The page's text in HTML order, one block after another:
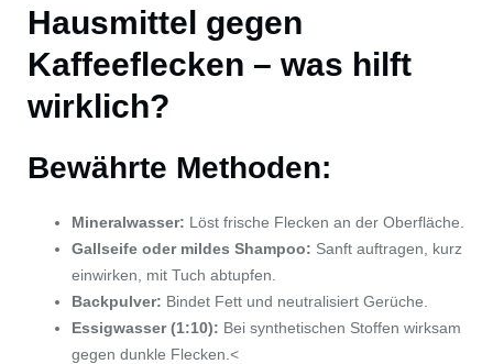
Hausmittel gegen
Kaffeeflecken – was hilft
wirklich?
Bewährte Methoden:
Mineralwasser: Löst frische Flecken an der Oberfläche.
Gallseife oder mildes Shampoo: Sanft auftragen, kurz
einwirken, mit Tuch abtupfen.
Backpulver: Bindet Fett und neutralisiert Gerüche.
Essigwasser (1:10): Bei synthetischen Stoffen wirksam
gegen dunkle Flecken.<